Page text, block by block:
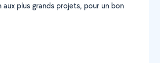
plus grands projets, pour un bon